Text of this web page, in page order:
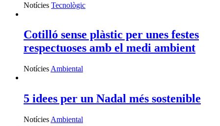
Notícies Tecnològic
Cotilló sense plàstic per unes festes
respectuoses amb el medi ambient
Notícies Ambiental
5 idees per un Nadal més sostenible
Notícies Ambiental